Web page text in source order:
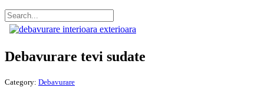
Debavurare tevi sudate
Category: Debavurare